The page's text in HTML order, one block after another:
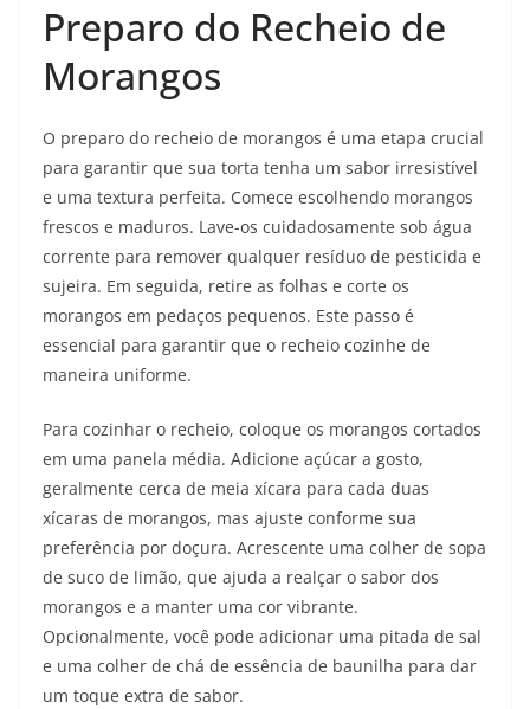
Preparo do Recheio de
Morangos
O preparo do recheio de morangos é uma etapa crucial
para garantir que sua torta tenha um sabor irresistível
e uma textura perfeita. Comece escolhendo morangos
frescos e maduros. Lave-os cuidadosamente sob água
corrente para remover qualquer resíduo de pesticida e
sujeira. Em seguida, retire as folhas e corte os
morangos em pedaços pequenos. Este passo é
essencial para garantir que o recheio cozinhe de
maneira uniforme.
Para cozinhar o recheio, coloque os morangos cortados
em uma panela média. Adicione açúcar a gosto,
geralmente cerca de meia xícara para cada duas
xícaras de morangos, mas ajuste conforme sua
preferência por doçura. Acrescente uma colher de sopa
de suco de limão, que ajuda a realçar o sabor dos
morangos e a manter uma cor vibrante.
Opcionalmente, você pode adicionar uma pitada de sal
e uma colher de chá de essência de baunilha para dar
um toque extra de sabor.